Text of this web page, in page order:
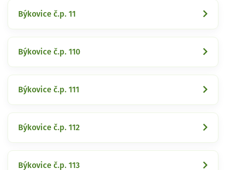
Býkovice č.p. 11
Býkovice č.p. 110
Býkovice č.p. 111
Býkovice č.p. 112
Býkovice č.p. 113